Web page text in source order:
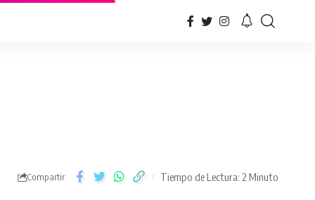
Compartir Tiempo de Lectura: 2 Minuto